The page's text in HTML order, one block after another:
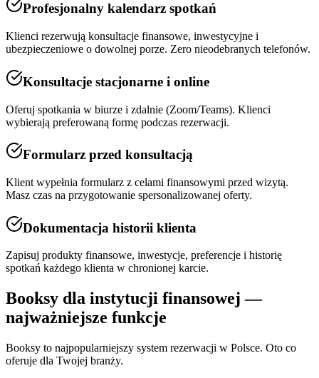
Profesjonalny kalendarz spotkań
Klienci rezerwują konsultacje finansowe, inwestycyjne i
ubezpieczeniowe o dowolnej porze. Zero nieodebranych telefonów.
Konsultacje stacjonarne i online
Oferuj spotkania w biurze i zdalnie (Zoom/Teams). Klienci
wybierają preferowaną formę podczas rezerwacji.
Formularz przed konsultacją
Klient wypełnia formularz z celami finansowymi przed wizytą.
Masz czas na przygotowanie spersonalizowanej oferty.
Dokumentacja historii klienta
Zapisuj produkty finansowe, inwestycje, preferencje i historię
spotkań każdego klienta w chronionej karcie.
Booksy dla instytucji finansowej —
najważniejsze funkcje
Booksy to najpopularniejszy system rezerwacji w Polsce. Oto co
oferuje dla Twojej branży.